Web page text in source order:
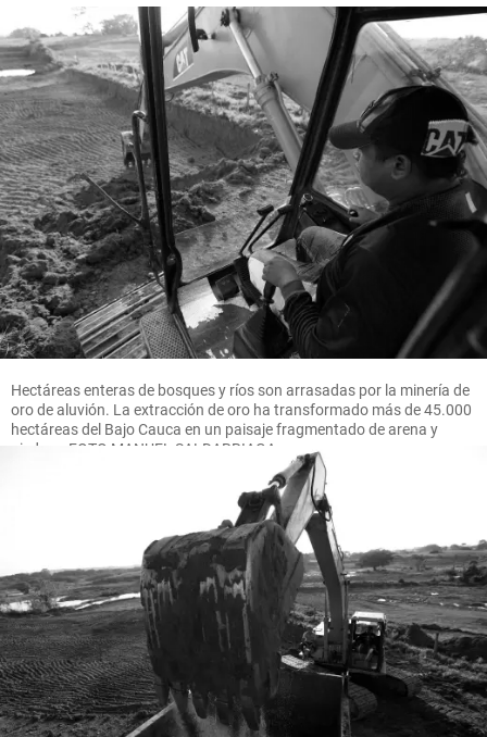
Hectáreas enteras de bosques y ríos son arrasadas por la minería de
oro de aluvión. La extracción de oro ha transformado más de 45.000
hectáreas del Bajo Cauca en un paisaje fragmentado de arena y
piedras. FOTO MANUEL SALDARRIAGA